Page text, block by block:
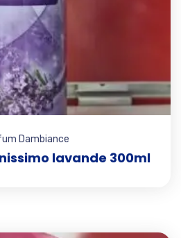
Dambiance
lavande 300ml